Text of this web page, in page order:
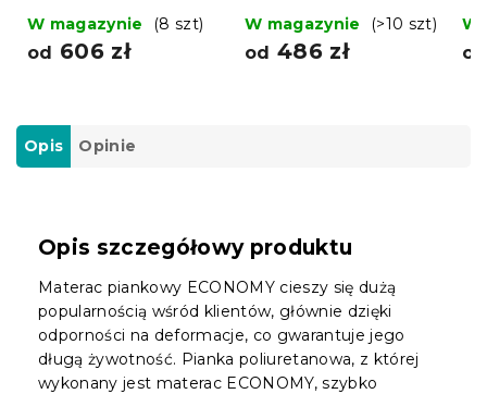
W magazynie (8 szt)
od 606 zł
W magazynie (>10 szt)
od 486 zł
W
od
Opis Opinie
Opis szczegółowy produktu
Materac piankowy ECONOMY cieszy się dużą
popularnością wśród klientów, głównie dzięki
odporności na deformacje, co gwarantuje jego
długą żywotność. Pianka poliuretanowa, z której
wykonany jest materac ECONOMY, szybko